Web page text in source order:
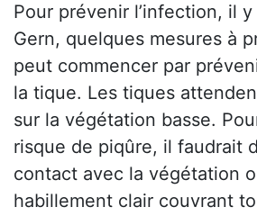
Pour prévenir l’infection, il
Gern, quelques mesures à
peut commencer par
la tique. Les tiques
sur la végétation basse.
risque de piqûre, il faudrait
contact avec la végétation
habillement clair couvrant